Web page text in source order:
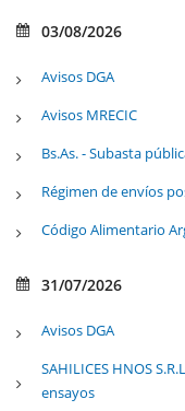
03/08/2026
Avisos DGA
Avisos MRECIC
Bs.As. - Subasta
Régimen de envíos
Código Alimentario
31/07/2026
Avisos DGA
SAHILICES HNOS
ensayos